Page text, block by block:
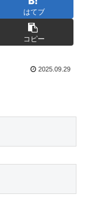
はてブ
コピー
2025.09.29